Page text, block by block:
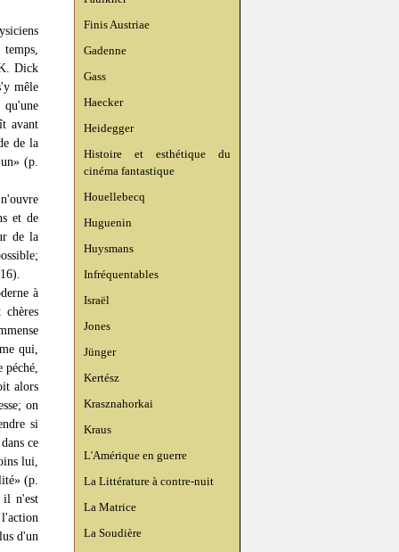
Finis Austriae
Gadenne
Gass
Haecker
Heidegger
Histoire et esthétique du
cinéma fantastique
Houellebecq
Huguenin
Huysmans
Infréquentables
Israël
Jones
Jünger
Kertész
Krasznahorkai
Kraus
L'Amérique en guerre
La Littérature à contre-nuit
La Matrice
La Soudière
Dick
mêle
avant
de la
(p.
et de
de la
à
qui,
alors
on
si
ce
lui,
(p.
il n'est
d'un